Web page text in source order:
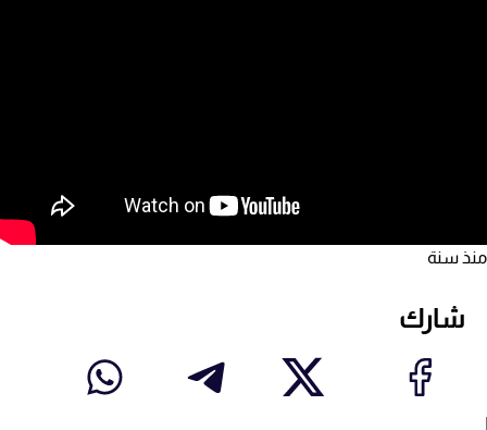
منذ سنة
شارك